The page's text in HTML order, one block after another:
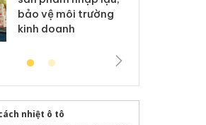
bảo vệ môi trường
kinh doanh
nhiệt ô tô